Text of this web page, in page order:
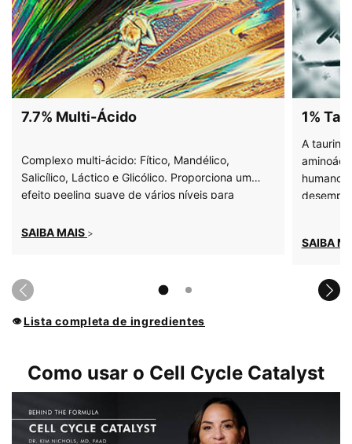
7.7% Multi-Ácido
Complexo multi-ácido: Fítico, Mandélico,
Salicílico, Láctico e Glicólico. Proporciona um
efeito peeling suave de vários níveis para
SAIBA MAIS >
1%
A taurina
humano
SAIBA
👁Lista completa de ingredientes
PDP Product How to Use Section
Como usar o Cell Cycle Catalyst